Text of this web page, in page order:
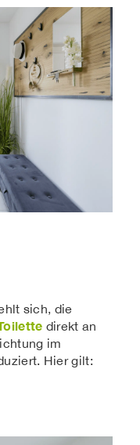
sich, die
direkt an
im
Hier gilt: